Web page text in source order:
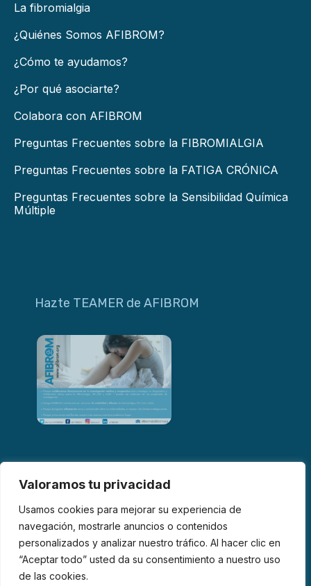
Valoramos tu privacidad
Usamos cookies para mejorar su experiencia de
navegación, mostrarle anuncios o contenidos
personalizados y analizar nuestro tráfico. Al hacer clic en
“Aceptar todo” usted da su consentimiento a nuestro uso
de las cookies.
La fibromialgia
¿Quiénes Somos AFIBROM?
¿Cómo te ayudamos?
¿Por qué asociarte?
Colabora con AFIBROM
Preguntas Frecuentes sobre la FIBROMIALGIA
Preguntas Frecuentes sobre la FATIGA CRÓNICA
Preguntas Frecuentes sobre la Sensibilidad Química
Múltiple
Hazte TEAMER de AFIBROM
© 2026 AFIBROM. Todos los derechos reservados.